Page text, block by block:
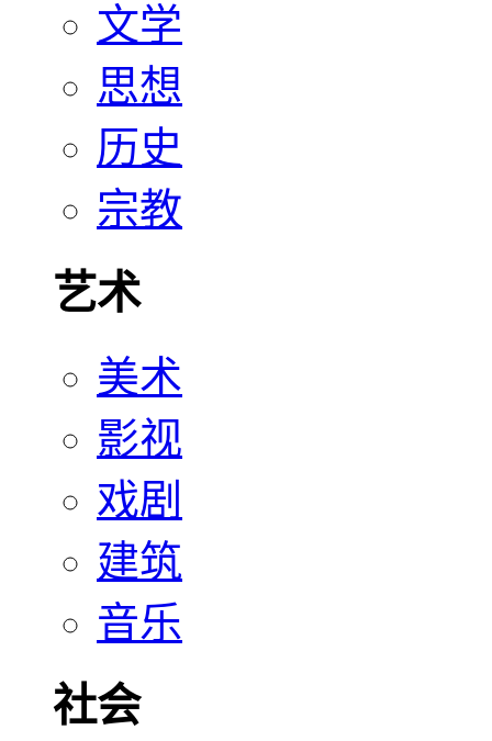
文学
思想
历史
宗教
艺术
美术
影视
戏剧
建筑
音乐
社会